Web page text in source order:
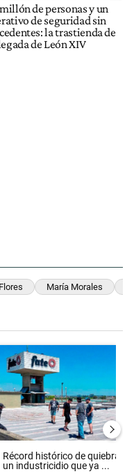
de personas y un
de seguridad sin
la trastienda de
de León XIV
María Morales
despidió a Jorge Messi
artículo de tendencia con el
Récord histórico de quiebras y
un industricidio que ya ...